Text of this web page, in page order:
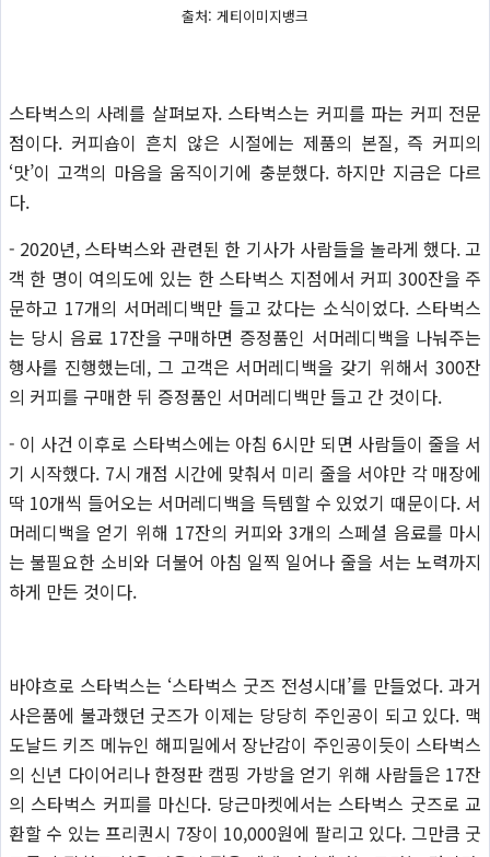
출처: 게티이미지뱅크
스타벅스의 사례를 살펴보자. 스타벅스는 커피를 파는 커피 전문
점이다. 커피숍이 흔치 않은 시절에는 제품의 본질, 즉 커피의
‘맛’이 고객의 마음을 움직이기에 충분했다. 하지만 지금은 다르
다.
- 2020년, 스타벅스와 관련된 한 기사가 사람들을 놀라게 했다. 고
객 한 명이 여의도에 있는 한 스타벅스 지점에서 커피 300잔을 주
문하고 17개의 서머레디백만 들고 갔다는 소식이었다. 스타벅스
는 당시 음료 17잔을 구매하면 증정품인 서머레디백을 나눠주는
행사를 진행했는데, 그 고객은 서머레디백을 갖기 위해서 300잔
의 커피를 구매한 뒤 증정품인 서머레디백만 들고 간 것이다.
- 이 사건 이후로 스타벅스에는 아침 6시만 되면 사람들이 줄을 서
기 시작했다. 7시 개점 시간에 맞춰서 미리 줄을 서야만 각 매장에
딱 10개씩 들어오는 서머레디백을 득템할 수 있었기 때문이다. 서
머레디백을 얻기 위해 17잔의 커피와 3개의 스페셜 음료를 마시
는 불필요한 소비와 더불어 아침 일찍 일어나 줄을 서는 노력까지
하게 만든 것이다.
바야흐로 스타벅스는 ‘스타벅스 굿즈 전성시대’를 만들었다. 과거
사은품에 불과했던 굿즈가 이제는 당당히 주인공이 되고 있다. 맥
도날드 키즈 메뉴인 해피밀에서 장난감이 주인공이듯이 스타벅스
의 신년 다이어리나 한정판 캠핑 가방을 얻기 위해 사람들은 17잔
의 스타벅스 커피를 마신다. 당근마켓에서는 스타벅스 굿즈로 교
환할 수 있는 프리퀀시 7장이 10,000원에 팔리고 있다. 그만큼 굿